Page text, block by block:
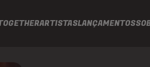
ARTISTASLANÇAMENTOS